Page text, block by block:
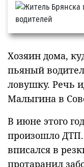
Хозяин дома,
пьяный
ловушку. Речь
Малыгина в
В июне этого
произошло
вписался в
протаранил